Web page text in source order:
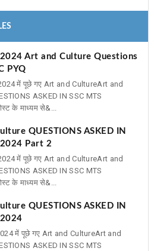
2024 Art and Culture Questions
PYQ
में पूछे गए Art and CultureArt and
ASKED IN SSC MTS
के माध्यम से&...
QUESTIONS ASKED IN
2024 Part 2
में पूछे गए Art and CultureArt and
ASKED IN SSC MTS
के माध्यम से&...
QUESTIONS ASKED IN
2024
में पूछे गए Art and CultureArt and
ASKED IN SSC MTS